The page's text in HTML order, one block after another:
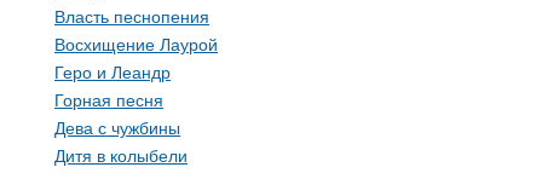
Власть песнопения
Восхищение Лаурой
Геро и Леандр
Горная песня
Дева с чужбины
Дитя в колыбели